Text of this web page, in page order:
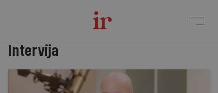
Intervija
Jaunākie raksti